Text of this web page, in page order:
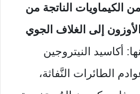
الناتجة من
إلى الغلاف الجوي
أكاسيد النيتروجين
الطائرات النَّفاثة،